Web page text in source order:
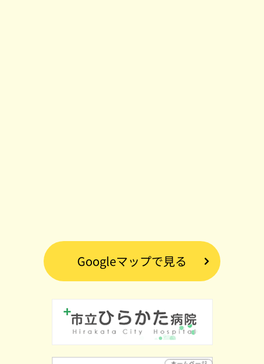
Googleマップで見る